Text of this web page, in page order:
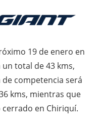
19 de enero en
total de 43 kms,
competencia será
kms, mientras que
en Chiriquí.